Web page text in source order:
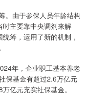
。由于参保人员年龄结构
主要靠中央调剂来解
筹，运用了新的机制，
年，企业职工基本养老
保基金有超过2.6万亿元
亿元充实社保基金。